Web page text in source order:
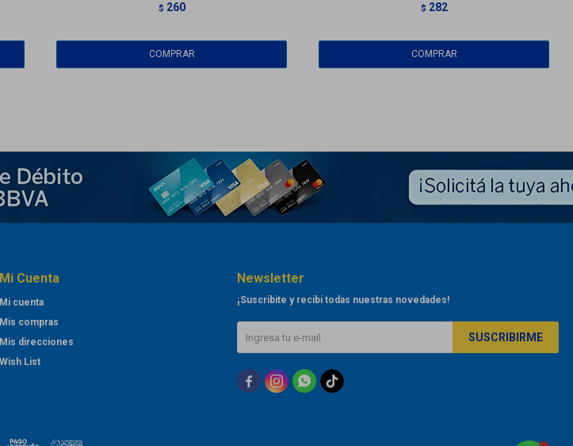
$ 260 $ 282
Mi Cuenta
Mi cuenta
Mis compras
Mis direcciones
Wish List
Newsletter
¡Suscribite y recibí todas nuestras novedades!
SUSCRIBIRME
  